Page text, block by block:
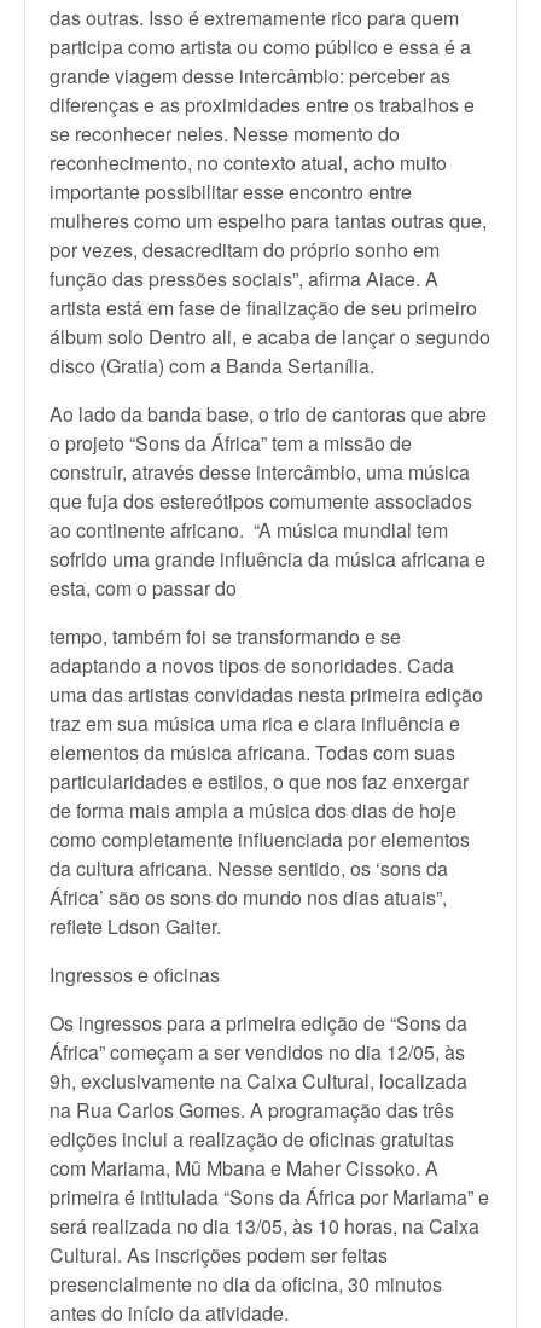
das outras. Isso é extremamente rico para quem
participa como artista ou como público e essa é a
grande viagem desse intercâmbio: perceber as
diferenças e as proximidades entre os trabalhos e
se reconhecer neles. Nesse momento do
reconhecimento, no contexto atual, acho muito
importante possibilitar esse encontro entre
mulheres como um espelho para tantas outras que,
por vezes, desacreditam do próprio sonho em
função das pressões sociais”, afirma Aiace. A
artista está em fase de finalização de seu primeiro
álbum solo Dentro ali, e acaba de lançar o segundo
disco (Gratia) com a Banda Sertanília.
Ao lado da banda base, o trio de cantoras que abre
o projeto “Sons da África” tem a missão de
construir, através desse intercâmbio, uma música
que fuja dos estereótipos comumente associados
ao continente africano. “A música mundial tem
sofrido uma grande influência da música africana e
esta, com o passar do
tempo, também foi se transformando e se
adaptando a novos tipos de sonoridades. Cada
uma das artistas convidadas nesta primeira edição
traz em sua música uma rica e clara influência e
elementos da música africana. Todas com suas
particularidades e estilos, o que nos faz enxergar
de forma mais ampla a música dos dias de hoje
como completamente influenciada por elementos
da cultura africana. Nesse sentido, os ‘sons da
África’ são os sons do mundo nos dias atuais”,
reflete Ldson Galter.
Ingressos e oficinas
Os ingressos para a primeira edição de “Sons da
África” começam a ser vendidos no dia 12/05, às
9h, exclusivamente na Caixa Cultural, localizada
na Rua Carlos Gomes. A programação das três
edições inclui a realização de oficinas gratuitas
com Mariama, Mû Mbana e Maher Cissoko. A
primeira é intitulada “Sons da África por Mariama” e
será realizada no dia 13/05, às 10 horas, na Caixa
Cultural. As inscrições podem ser feitas
presencialmente no dia da oficina, 30 minutos
antes do início da atividade.